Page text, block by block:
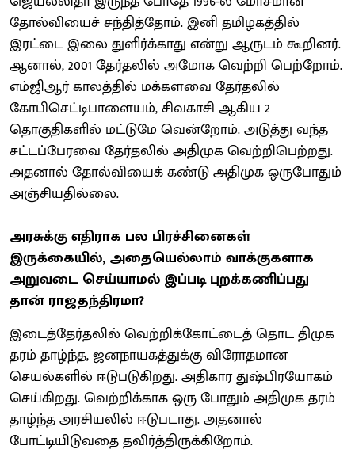
தோல்வியைச் சந்தித்தோம். இனி தமிழகத்தில்
இரட்டை இலை துளிர்க்காது என்று ஆருடம் கூறினர்.
ஆனால், 2001 தேர்தலில் அமோக வெற்றி பெற்றோம்.
எம்ஜிஆர் காலத்தில் மக்களவை தேர்தலில்
கோபிசெட்டிபாளையம், சிவகாசி ஆகிய 2
தொகுதிகளில் மட்டுமே வென்றோம். அடுத்து வந்த
சட்டப்பேரவை தேர்தலில் அதிமுக வெற்றிபெற்றது.
அதனால் தோல்வியைக் கண்டு அதிமுக ஒருபோதும்
அஞ்சியதில்லை.
அரசுக்கு எதிராக பல பிரச்சினைகள்
இருக்கையில், அதையெல்லாம் வாக்குகளாக
அறுவடை செய்யாமல் இப்படி புறக்கணிப்பது
தான் ராஜதந்திரமா?
இடைத்தேர்தலில் வெற்றிக்கோட்டைத் தொட திமுக
தரம் தாழ்ந்த, ஜனநாயகத்துக்கு விரோதமான
செயல்களில் ஈடுபடுகிறது. அதிகார துஷ்பிரயோகம்
செய்கிறது. வெற்றிக்காக ஒரு போதும் அதிமுக தரம்
தாழ்ந்த அரசியலில் ஈடுபடாது. அதனால்
போட்டியிடுவதை தவிர்த்திருக்கிறோம்.